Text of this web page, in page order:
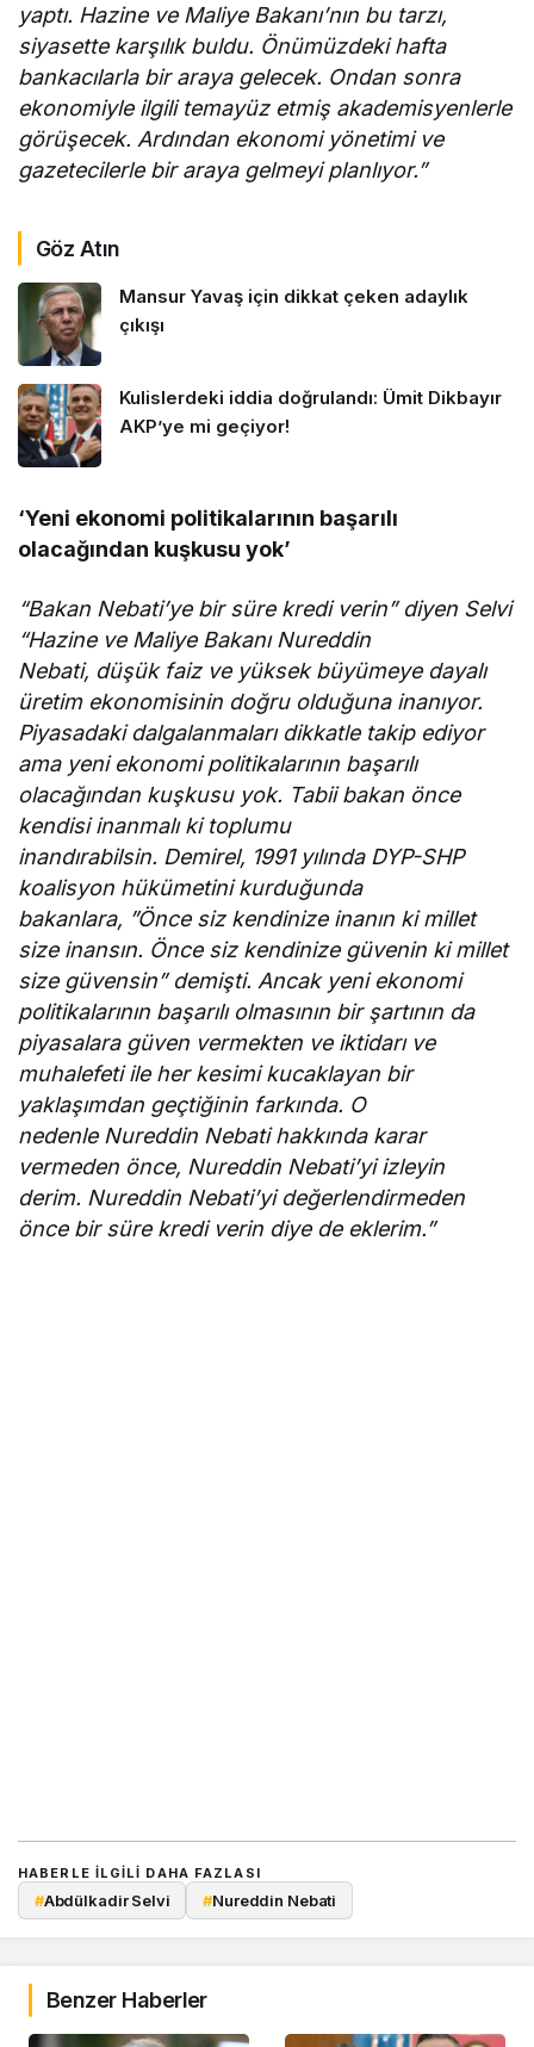
yaptı. Hazine ve Maliye Bakanı’nın bu tarzı,
siyasette karşılık buldu. Önümüzdeki hafta
bankacılarla bir araya gelecek. Ondan sonra
ekonomiyle ilgili temayüz etmiş akademisyenlerle
görüşecek. Ardından ekonomi yönetimi ve
gazetecilerle bir araya gelmeyi planlıyor.”
Göz Atın
Mansur Yavaş için dikkat çeken adaylık
çıkışı
Kulislerdeki iddia doğrulandı: Ümit Dikbayır
AKP’ye mi geçiyor!
‘Yeni ekonomi politikalarının başarılı
olacağından kuşkusu yok’
“Bakan Nebati’ye bir süre kredi verin” diyen Selvi
“Hazine ve Maliye Bakanı Nureddin
Nebati, düşük faiz ve yüksek büyümeye dayalı
üretim ekonomisinin doğru olduğuna inanıyor.
Piyasadaki dalgalanmaları dikkatle takip ediyor
ama yeni ekonomi politikalarının başarılı
olacağından kuşkusu yok. Tabii bakan önce
kendisi inanmalı ki toplumu
inandırabilsin. Demirel, 1991 yılında DYP-SHP
koalisyon hükümetini kurduğunda
bakanlara, ”Önce siz kendinize inanın ki millet
size inansın. Önce siz kendinize güvenin ki millet
size güvensin” demişti. Ancak yeni ekonomi
politikalarının başarılı olmasının bir şartının da
piyasalara güven vermekten ve iktidarı ve
muhalefeti ile her kesimi kucaklayan bir
yaklaşımdan geçtiğinin farkında. O
nedenle Nureddin Nebati hakkında karar
vermeden önce, Nureddin Nebati’yi izleyin
derim. Nureddin Nebati’yi değerlendirmeden
önce bir süre kredi verin diye de eklerim.”
HABERLE ILGILI DAHA FAZLASI
#Abdülkadir Selvi #Nureddin Nebati
Benzer Haberler